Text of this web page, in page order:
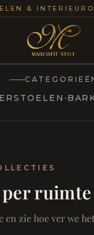
&
Modern
Living
ruimte
en zie hoe ver we